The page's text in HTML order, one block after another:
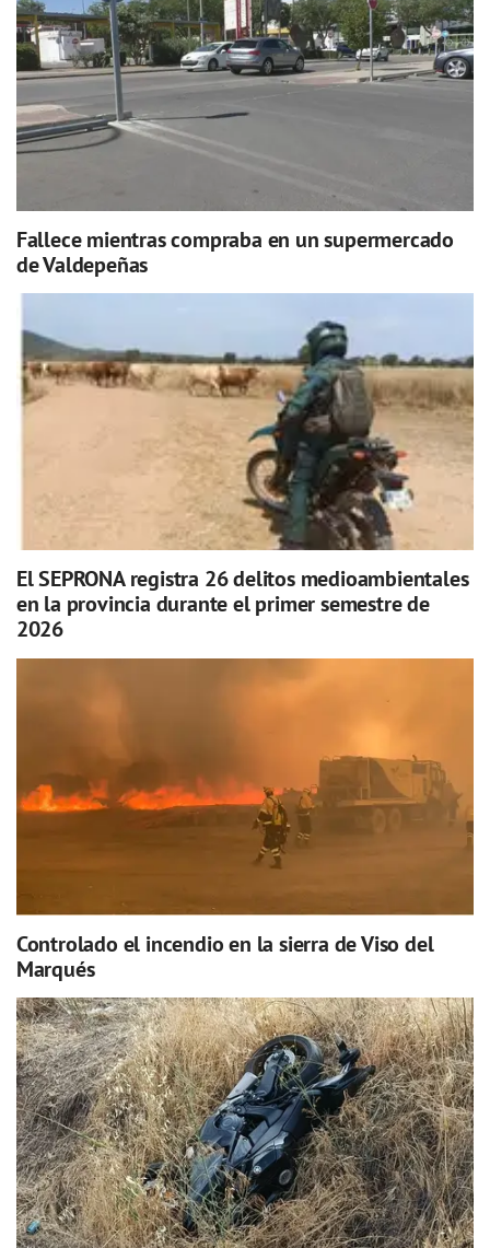
Fallece mientras compraba en un supermercado
de Valdepeñas
El SEPRONA registra 26 delitos medioambientales
en la provincia durante el primer semestre de
2026
Controlado el incendio en la sierra de Viso del
Marqués